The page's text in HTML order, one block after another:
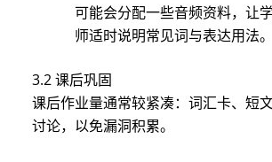
可能会分配一些音频资料，让
师适时说明常见词与表达用法。
3.2 课后巩固
课后作业量通常较紧凑：词汇卡、短
讨论，以免漏洞积累。